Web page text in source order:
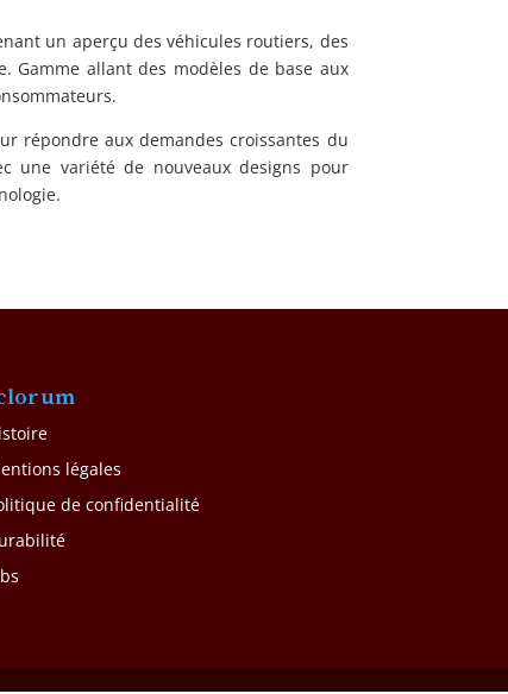
un aperçu des véhicules routiers, des
Gamme allant des modèles de base aux
répondre aux demandes croissantes du
une variété de nouveaux designs pour
légales
de confidentialité